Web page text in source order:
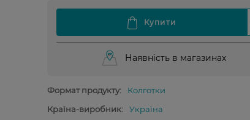
Наявність в магазинах
Формат продукту:
Колготки
Країна-виробник:
Україна